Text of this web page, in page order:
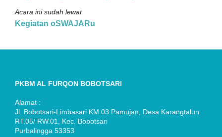
Acara ini sudah lewat
Kegiatan oSWAJARu
PKBM AL FURQON BOBOTSARI
Alamat :
Jl. Bobotsari-Limbasari KM.03 Pamujan, Desa Karangtalun
RT.05/ RW.01, Kec. Bobotsari
Purbalingga 53353